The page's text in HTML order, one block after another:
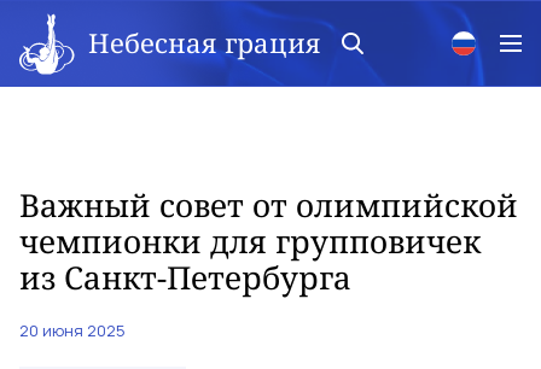
Небесная грация
Важный совет от олимпийской
чемпионки для групповичек
из Санкт-Петербурга
20 июня 2025